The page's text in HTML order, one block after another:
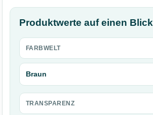
Produktwerte auf einen Blick
FARBWELT
Braun
TRANSPARENZ